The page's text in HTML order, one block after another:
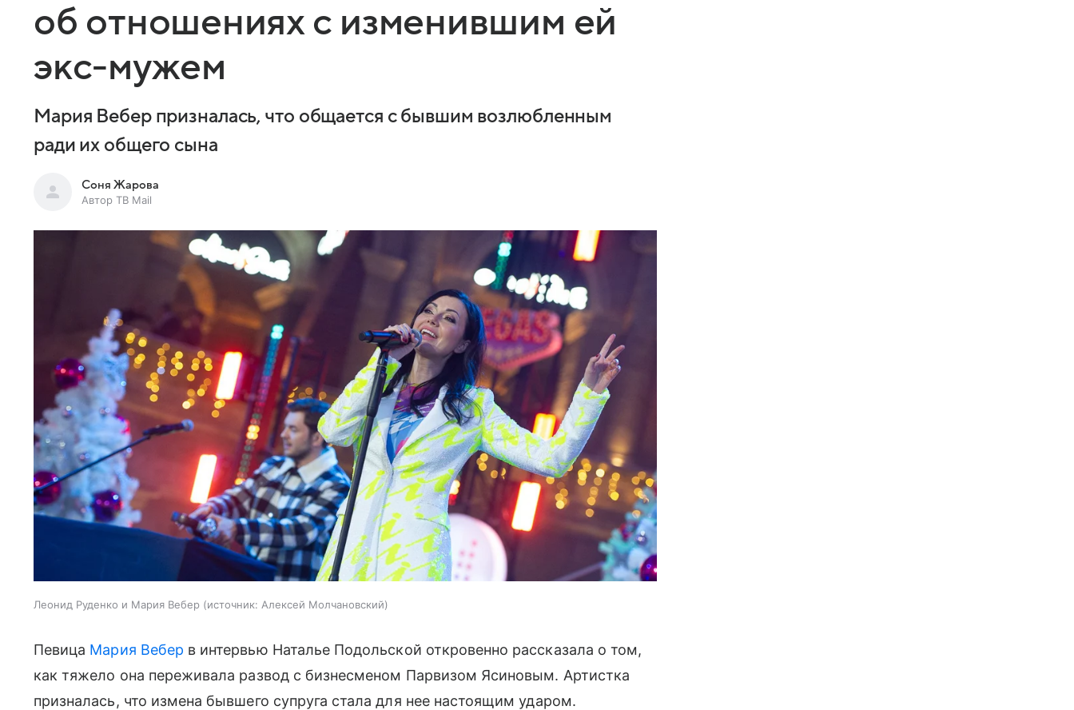
об отношениях с изменившим ей
экс-мужем
Мария Вебер призналась, что общается с бывшим возлюбленным
ради их общего сына
Соня Жарова
Автор ТВ Mail
Леонид Руденко и Мария Вебер источник: Алексей Молчановский
Певица Мария Вебер в интервью Наталье Подольской откровенно рассказала о том,
как тяжело она переживала развод с бизнесменом Парвизом Ясиновым. Артистка
призналась, что измена бывшего супруга стала для нее настоящим ударом.